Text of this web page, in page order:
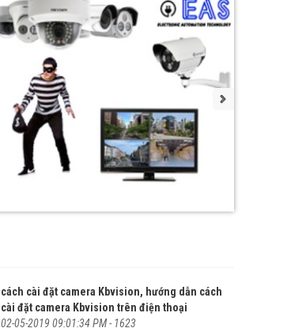
cách cài đặt camera Kbvision, hướng dẫn cách
cài đặt camera Kbvision trên điện thoại
02-05-2019 09:01:34 PM - 1623